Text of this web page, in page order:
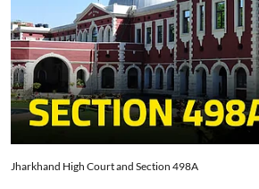
Jharkhand High Court and Section 498A